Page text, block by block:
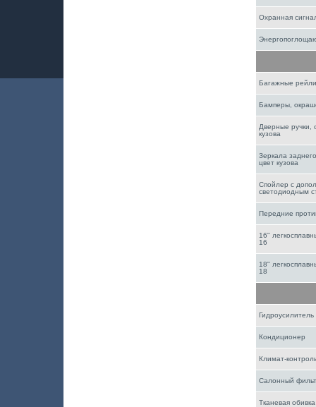
Охранная
Багажные
Бамперы,
Дверные ручки,
кузова
Зеркала
цвет кузова
Спойлер с
светодиодным
Передние
16"
16
18"
18
Гидроусилитель
Кондиционер
Климат-
Салонный
Тканевая